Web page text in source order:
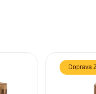
Doprava